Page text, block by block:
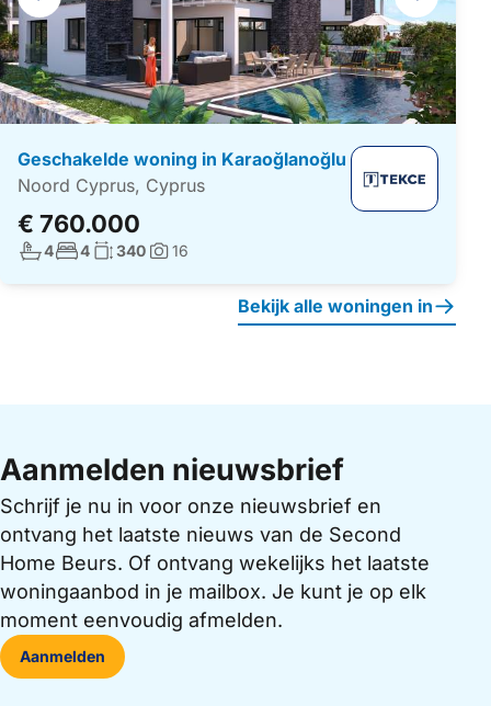
navigatie
Geschakelde woning in Karaoğlanoğlu
Noord Cyprus, Cyprus
€ 760.000
Aantal badkamers:
4Aantal slaapkamers:
4Woonoppervlakte:
340Foto's:
16
Bekijk alle woningen in
Aanmelden nieuwsbrief
Schrijf je nu in voor onze nieuwsbrief en
ontvang het laatste nieuws van de Second
Home Beurs. Of ontvang wekelijks het laatste
woningaanbod in je mailbox. Je kunt je op elk
moment eenvoudig afmelden.
Aanmelden